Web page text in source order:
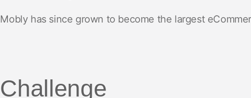
Mobly has since grown to become the largest
Challenge